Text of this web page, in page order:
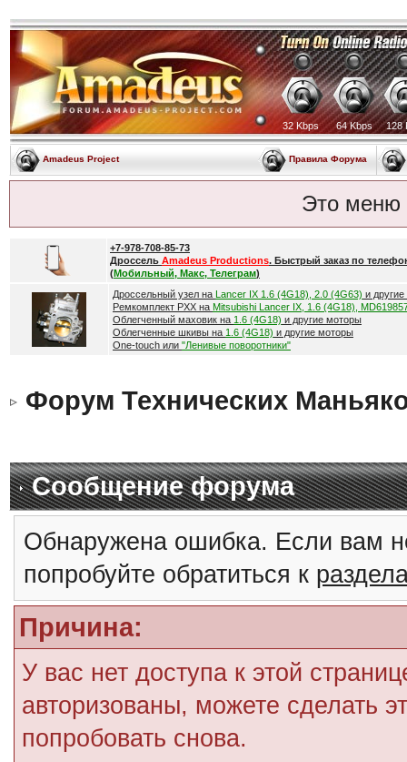
32 Kbps 64 Kbps 128
Amadeus Project Правила Форума
Это меню
+7-978-708-85-73
Дроссель Amadeus Productions. Быстрый заказ по
(Мобильный, Макс, Телеграм)
Дроссельный узел на Lancer IX 1.6 (4G18), 2.0 (4G63) и
Ремкомплект РХХ на Mitsubishi Lancer IX, 1.6 (4G18),
Облегченный маховик на 1.6 (4G18) и другие моторы
Облегченные шкивы на 1.6 (4G18) и другие моторы
One-touch или "Ленивые поворотники"
Форум Технических
Сообщение форума
Обнаружена ошибка. Если вам
попробуйте обратиться к
Причина:
У вас нет доступа к этой
авторизованы, можете сделать
попробовать снова.